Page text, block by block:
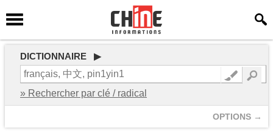
DICTIONNAIRE ▶
» Rechercher par clé / radical
OPTIONS →